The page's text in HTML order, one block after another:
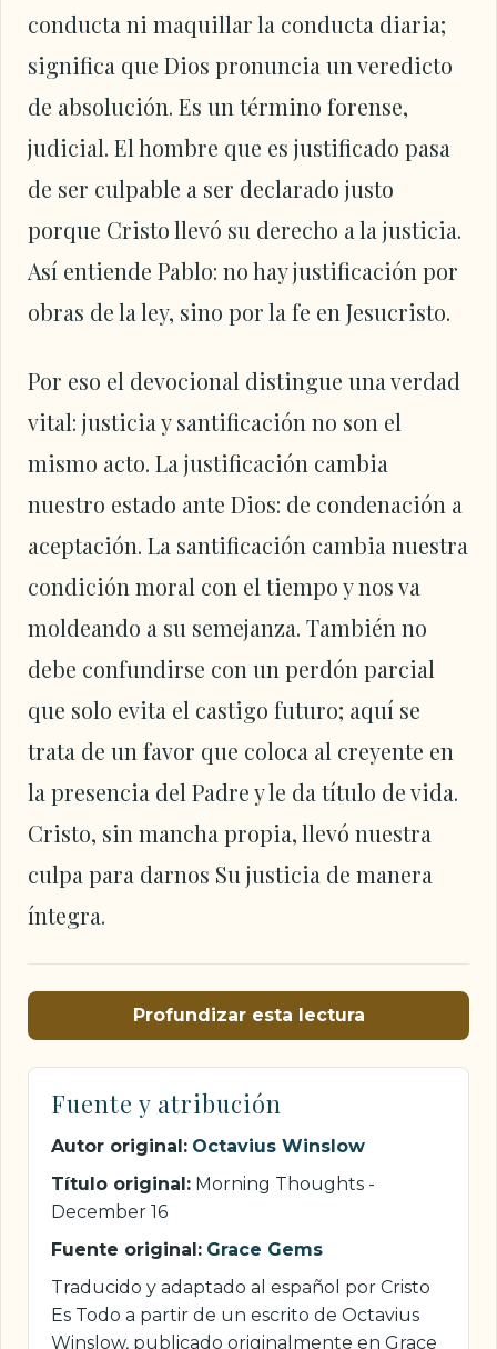
conducta ni maquillar la conducta diaria;
significa que Dios pronuncia un veredicto
de absolución. Es un término forense,
judicial. El hombre que es justificado pasa
de ser culpable a ser declarado justo
porque Cristo llevó su derecho a la justicia.
Así entiende Pablo: no hay justificación por
obras de la ley, sino por la fe en Jesucristo.
Por eso el devocional distingue una verdad
vital: justicia y santificación no son el
mismo acto. La justificación cambia
nuestro estado ante Dios: de condenación a
aceptación. La santificación cambia nuestra
condición moral con el tiempo y nos va
moldeando a su semejanza. También no
debe confundirse con un perdón parcial
que solo evita el castigo futuro; aquí se
trata de un favor que coloca al creyente en
la presencia del Padre y le da título de vida.
Cristo, sin mancha propia, llevó nuestra
culpa para darnos Su justicia de manera
íntegra.
Profundizar esta lectura
Fuente y atribución
Autor original: Octavius Winslow
Título original: Morning Thoughts -
December 16
Fuente original: Grace Gems
Traducido y adaptado al español por Cristo
Es Todo a partir de un escrito de Octavius
Winslow, publicado originalmente en Grace